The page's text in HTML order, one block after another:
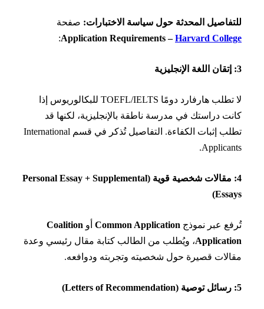
المحدثة حول سياسة الاختبارات:صفحة
Application Requirements –Harvard
:
لا تطلب هارفارد دومًا TOEFL/IELTS للبكالوريوس إذا
دراستك في مدرسة ناطقة بالإنجليزية، لكنها قد
تطلب إثبات الكفاءة. التفاصيل تُذكر في قسم International
4: مقالات شخصية قوية (Personal Essay + Supplemental
عبر نموذجCommon ApplicationأوCoalition
، ويُطلب من الطالب كتابة مقال رئيسي وعدة
قصيرة حول شخصيته وتجربته ودوافعه.